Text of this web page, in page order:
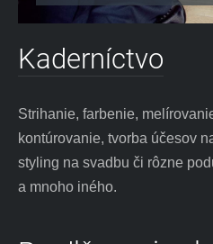
Kaderníctvo
Strihanie, farbenie,
kontúrovanie, tvorba účesov
styling na svadbu či rôzne
a mnoho iného.